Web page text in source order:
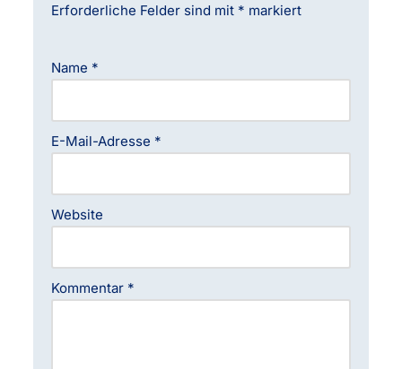
Erforderliche Felder sind mit * markiert
Name *
E-Mail-Adresse *
Website
Kommentar *